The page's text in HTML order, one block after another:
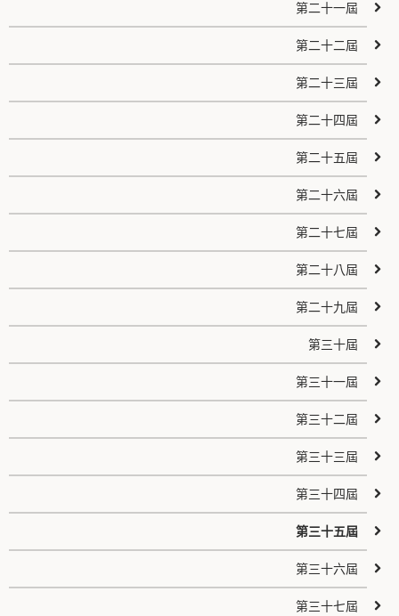
第二十一屆
第二十二屆
第二十三屆
第二十四屆
第二十五屆
第二十六屆
第二十七屆
第二十八屆
第二十九屆
第三十屆
第三十一屆
第三十二屆
第三十三屆
第三十四屆
第三十五屆
第三十六屆
第三十七屆